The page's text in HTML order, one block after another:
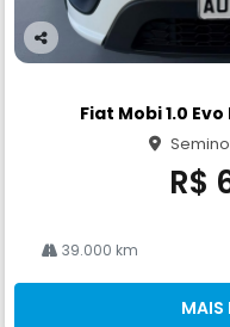
Co
Fiat Mobi 1.0
R$
39.000 km
MAIS